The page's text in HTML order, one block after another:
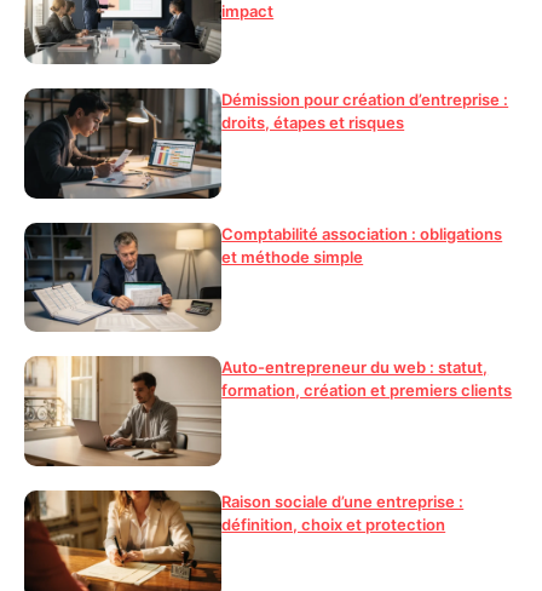
impact
Démission pour création d’entreprise :
droits, étapes et risques
Comptabilité association : obligations
et méthode simple
Auto-entrepreneur du web : statut,
formation, création et premiers clients
Raison sociale d’une entreprise :
définition, choix et protection